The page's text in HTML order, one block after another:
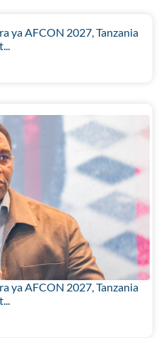
ya AFCON 2027, Tanzania
ya AFCON 2027, Tanzania